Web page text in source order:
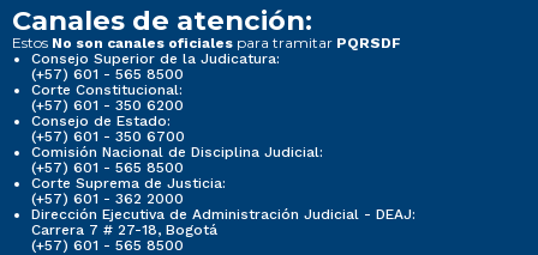
Canales de atención:
Estos No son canales oficiales para tramitar PQRSDF
Consejo Superior de la Judicatura:
(+57) 601 - 565 8500
Corte Constitucional:
(+57) 601 - 350 6200
Consejo de Estado:
(+57) 601 - 350 6700
Comisión Nacional de Disciplina Judicial:
(+57) 601 - 565 8500
Corte Suprema de Justicia:
(+57) 601 - 362 2000
Dirección Ejecutiva de Administración Judicial - DEAJ:
Carrera 7 # 27-18, Bogotá
(+57) 601 - 565 8500